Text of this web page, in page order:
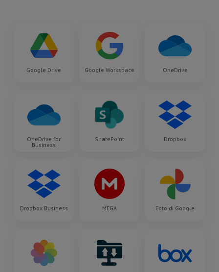
Google Drive Google Workspace OneDrive
OneDrive for
Business
SharePoint Dropbox
Dropbox Business MEGA Foto di Google